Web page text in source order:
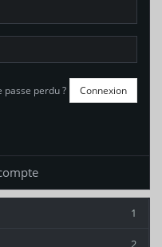
passe perdu ?
1
2